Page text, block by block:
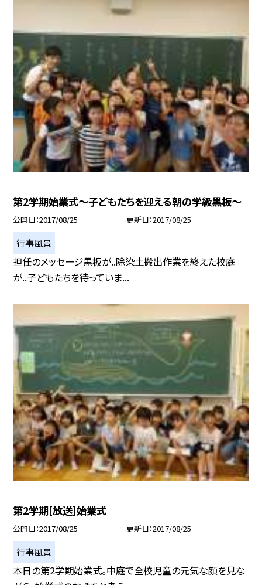
第2学期始業式〜子どもたちを迎える朝の学級黒板〜
公開日 2017/08/25 更新日 2017/08/25
行事風景
担任のメッセージ黒板が..除染土搬出作業を終えた校庭
が..子どもたちを待っていま...
第2学期[放送]始業式
公開日 2017/08/25 更新日 2017/08/25
行事風景
本日の第2学期始業式。中庭で全校児童の元気な顔を見な